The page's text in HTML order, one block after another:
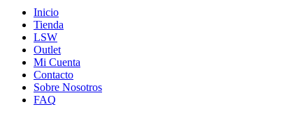
Inicio
Tienda
LSW
Outlet
Mi Cuenta
Contacto
Sobre Nosotros
FAQ